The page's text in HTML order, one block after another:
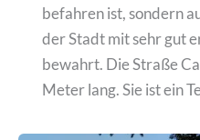
befahren ist, sondern
der Stadt mit sehr gut
bewahrt. Die Straße
Meter lang. Sie ist ein